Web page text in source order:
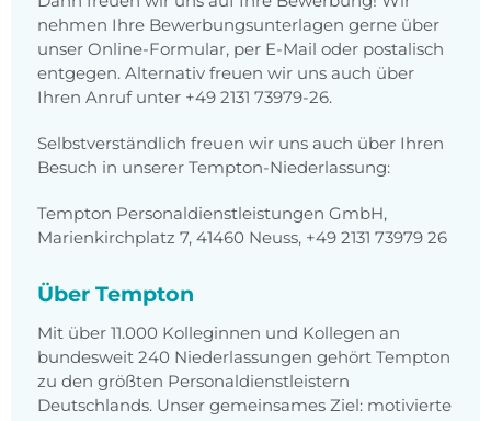
nehmen Ihre Bewerbungsunterlagen gerne über
unser Online-Formular, per E-Mail oder postalisch
entgegen. Alternativ freuen wir uns auch über
Ihren Anruf unter +49 2131 73979-26.
Selbstverständlich freuen wir uns auch über Ihren
Besuch in unserer Tempton-Niederlassung:
Tempton Personaldienstleistungen GmbH,
Marienkirchplatz 7, 41460 Neuss, +49 2131 73979 26
Über Tempton
Mit über 11.000 Kolleginnen und Kollegen an
bundesweit 240 Niederlassungen gehört Tempton
zu den größten Personaldienstleistern
Deutschlands. Unser gemeinsames Ziel: motivierte